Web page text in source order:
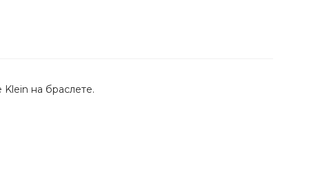
на браслете.